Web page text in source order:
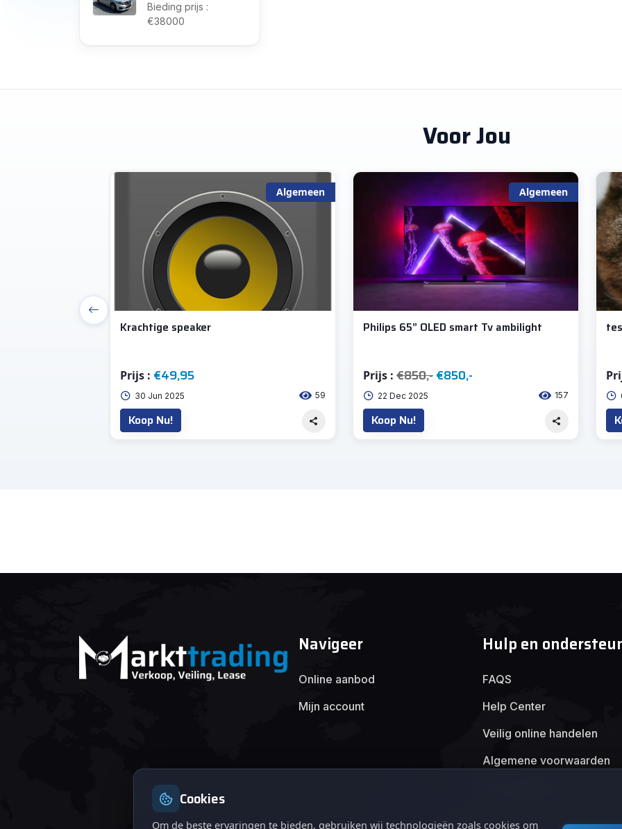
Bieding prijs :
€38000
Voor Jou
Algemeen
Krachtige speaker
Prijs : €49,95
30 Jun 2025 59
Koop Nu!
Algemeen
Philips 65” OLED smart Tv ambilight
Prijs : €850,-€850,-
22 Dec 2025 157
Koop Nu!
Navigeer
Online aanbod
Mijn account
Hulp en
FAQS
Help Center
Veilig online handelen
Algemene voorwaarden
Cookies
Om de beste ervaringen te bieden, gebruiken wij technologieën zoals cookies om